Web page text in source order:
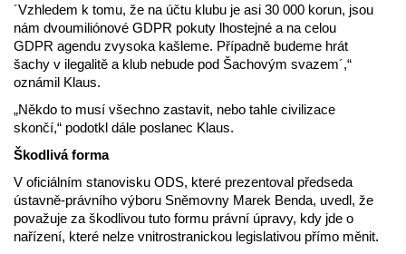
´Vzhledem k tomu, že na účtu klubu je asi 30 000 korun, jsou
nám dvoumiliónové GDPR pokuty lhostejné a na celou
GDPR agendu zvysoka kašleme. Případně budeme hrát
šachy v ilegalitě a klub nebude pod Šachovým svazem´,“
oznámil Klaus.
„Někdo to musí všechno zastavit, nebo tahle civilizace
skončí,“ podotkl dále poslanec Klaus.
Škodlivá forma
V oficiálním stanovisku ODS, které prezentoval předseda
ústavně-právního výboru Sněmovny Marek Benda, uvedl, že
považuje za škodlivou tuto formu právní úpravy, kdy jde o
nařízení, které nelze vnitrostranickou legislativou přímo měnit.